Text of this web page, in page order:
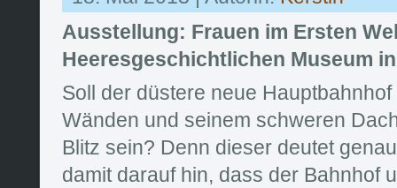
Ausstellung: Frauen im Ersten
Heeresgeschichtlichen Museum
Soll der düstere neue
Wänden und seinem schweren
Blitz sein? Denn dieser deutet
damit darauf hin, dass der Bahnhof